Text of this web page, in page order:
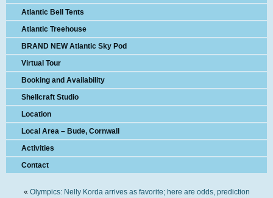
Atlantic Bell Tents
Atlantic Treehouse
BRAND NEW Atlantic Sky Pod
Virtual Tour
Booking and Availability
Shellcraft Studio
Location
Local Area – Bude, Cornwall
Activities
Contact
« Olympics: Nelly Korda arrives as favorite; here are odds, prediction